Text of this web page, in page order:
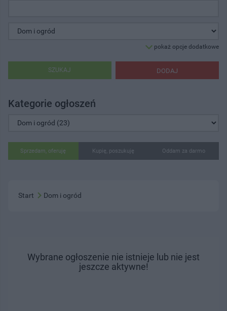
pokaż opcje dodatkowe
DODAJ
SZUKAJ
Kategorie ogłoszeń
Sprzedam, oferuję Kupię, poszukuję Oddam za darmo
Start Dom i ogród
Wybrane ogłoszenie nie istnieje lub nie jest
jeszcze aktywne!